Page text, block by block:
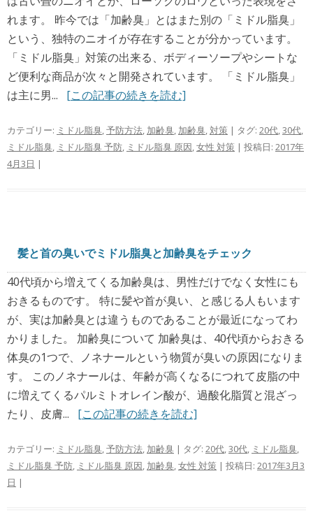
れます。 昨今では「加齢臭」とはまた別の「ミドル脂臭」
という、独特のニオイが存在することが分かっています。
「ミドル脂臭」対策の出来る、ボディーソープやシートな
ど便利な商品が次々と開発されています。 「ミドル脂臭」
は主に男... [この記事の続きを読む]
カテゴリー: ミドル脂臭,予防方法, 加齢臭, 加齢臭,対策 | タグ: 20代,30代,
ミドル脂臭, ミドル脂臭 予防, ミドル脂臭 原因,女性 対策 | 投稿日: 2017年
4月3日 |
髪と首の臭いでミドル脂臭と加齢臭をチェック
40代頃から増えてくる加齢臭は、男性だけでなく女性にも
おきるものです。 特に髪や首が臭い、と感じる人もいます
が、実は加齢臭とは違うものであることが最近になってわ
かりました。 加齢臭について 加齢臭は、40代頃からおきる
体臭の1つで、ノネナールという物質が臭いの原因になりま
す。 このノネナールは、年齢が高くなるにつれて皮脂の中
に増えてくるパルミトオレイン酸が、過酸化脂質と混ざっ
たり、皮膚... [この記事の続きを読む]
カテゴリー: ミドル脂臭,予防方法, 加齢臭 | タグ: 20代,30代, ミドル脂臭,
ミドル脂臭 予防, ミドル脂臭 原因, 加齢臭,女性 対策 | 投稿日: 2017年3月3
日 |